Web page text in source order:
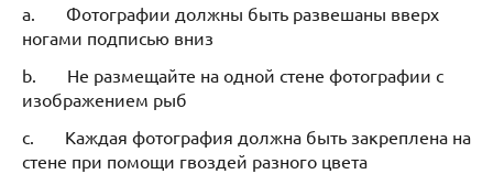
a. Фотографии должны быть развешаны вверх
ногами подписью вниз
b. Не размещайте на одной стене фотографии с
изображением рыб
c. Каждая фотография должна быть закреплена на
стене при помощи гвоздей разного цвета